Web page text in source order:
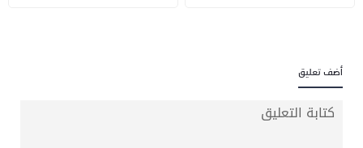
أضف تعليق